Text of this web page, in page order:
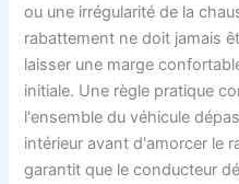
ou une irrégularité de la
rabattement ne doit jamais
laisser une marge
initiale. Une règle pratique
l'ensemble du véhicule
intérieur avant d'amorcer le
garantit que le conducteur